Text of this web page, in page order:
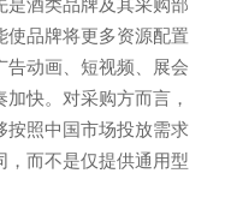
使品牌将更多资源配置
告动画、短视频、展会
快。对采购方而言，
按照中国市场投放需求
，而不是仅提供通用型